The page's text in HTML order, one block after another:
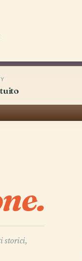
storici,